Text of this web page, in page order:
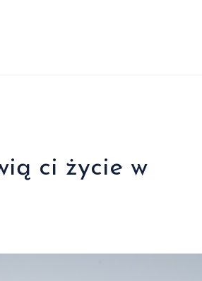
ci życie w